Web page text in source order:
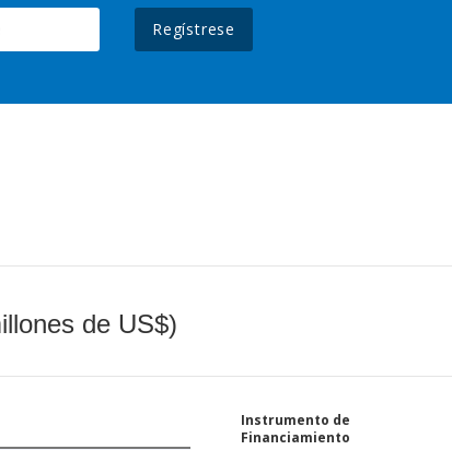
Regístrese
de US$)
Instrumento de
Financiamiento